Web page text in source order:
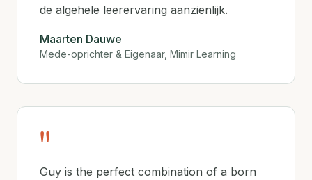
de algehele leerervaring aanzienlijk.
Maarten Dauwe
Mede-oprichter & Eigenaar, Mimir Learning
"
Guy is the perfect combination of a born